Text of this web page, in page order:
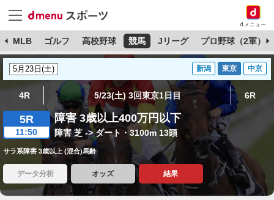
dメニュー
MLB ゴルフ 高校野球 競馬 Jリーグ プロ野球（2軍）
新潟 東京 中京
4R 5/23(土) 3回東京1日目 6R
5R
11:50
障害 3歳以上400万円以下
障害 芝 -> ダート・3100m 13頭
サラ系障害 3歳以上 (混合)馬齢
データ分析 オッズ 結果